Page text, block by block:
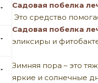
Садовая побелка
Это средство
Садовая побелка
эликсиры и
Зимняя пора – это
яркие и солнечные